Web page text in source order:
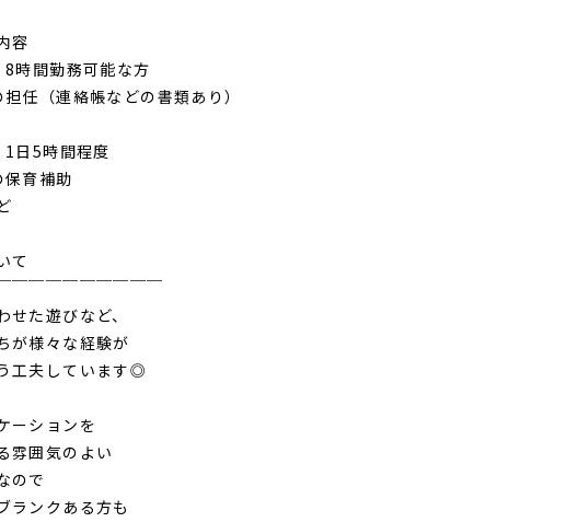
容
時間勤務可能な方
任（連絡帳などの書類あり）
日5時間程度
育補助
て
￣￣￣￣￣￣￣￣￣
せた遊びなど、
が様々な経験が
工夫しています◎
ーションを
雰囲気のよい
ので
ランクある方も